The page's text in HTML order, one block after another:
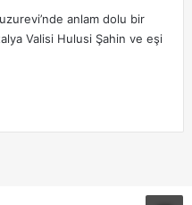
anlam dolu bir
Valisi Hulusi Şahin ve eşi